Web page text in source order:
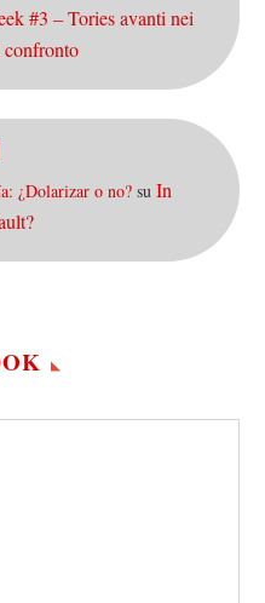
#3 – Tories avanti nei
confronto
¿Dolarizar o no? su In